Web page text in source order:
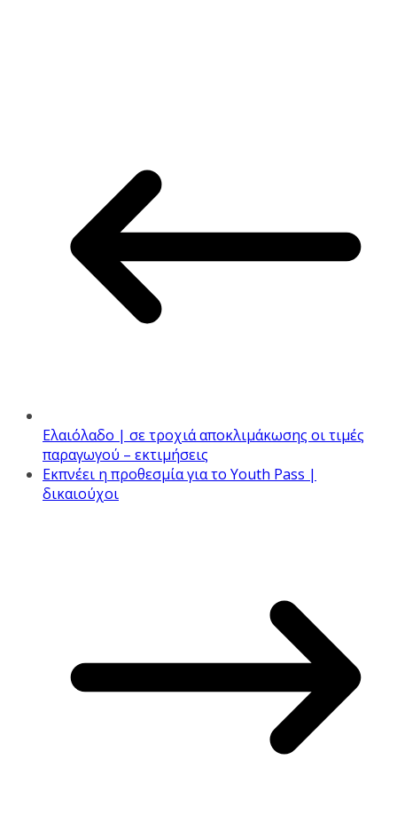
Ελαιόλαδο | σε τροχιά αποκλιμάκωσης οι τιμές
παραγωγού – εκτιμήσεις
Εκπνέει η προθεσμία για το Youth Pass |
δικαιούχοι